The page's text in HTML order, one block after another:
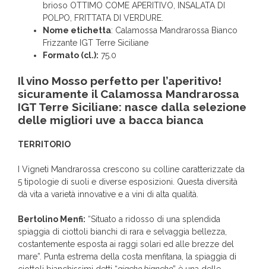
brioso OTTIMO COME APERITIVO, INSALATA DI
POLPO, FRITTATA DI VERDURE.
Nome etichetta: Calamossa Mandrarossa Bianco
Frizzante IGT Terre Siciliane
Formato (cl.): 75.0
Il vino Mosso perfetto per l’aperitivo!
sicuramente il Calamossa Mandrarossa
IGT Terre Siciliane: nasce dalla selezione
delle migliori uve a bacca bianca
TERRITORIO
I Vigneti Mandrarossa crescono su colline caratterizzate da
5 tipologie di suoli e diverse esposizioni. Questa diversità
dà vita a varietà innovative e a vini di alta qualità.
Bertolino Menfi: “Situato a ridosso di una splendida
spiaggia di ciottoli bianchi di rara e selvaggia bellezza,
costantemente esposta ai raggi solari ed alle brezze del
mare”. Punta estrema della costa menfitana, la spiaggia di